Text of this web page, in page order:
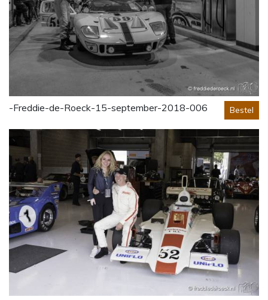
-Freddie-de-Roeck-15-september-2018-006 Bestel